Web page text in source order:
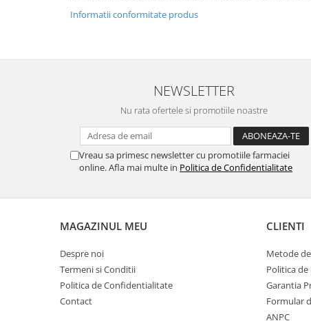
Informatii conformitate produs
NEWSLETTER
Nu rata ofertele si promotiile noastre
Vreau sa primesc newsletter cu promotiile farmaciei
online. Afla mai multe in Politica de Confidentialitate
MAGAZINUL MEU
Despre noi
Termeni si Conditii
Politica de Confidentialitate
Contact
CLIENTI
Metode
Politica de
Garantia
Formular
ANPC